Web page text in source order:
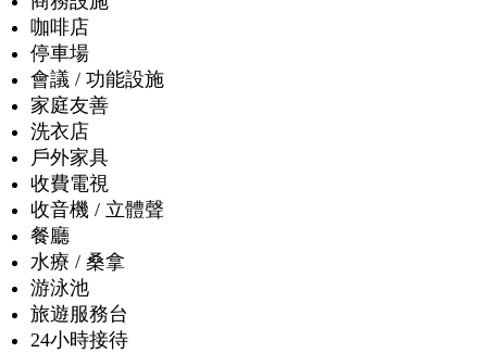
咖啡店
停車場
會議 / 功能設施
家庭友善
洗衣店
戶外家具
收費電視
收音機 / 立體聲
餐廳
水療 / 桑拿
游泳池
旅遊服務台
24小時接待